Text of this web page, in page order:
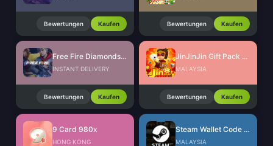
Bewertungen Kaufen Bewertungen Kaufen
Free Fire Diamonds EU + TR
INSTANT DELIVERY
Bewertungen Kaufen
JinJinJin Gift Pack Redeem Code
MALAYSIA
Bewertungen Kaufen
9 Card 980x
HONG KONG
Steam Wallet Code (MYR)
MALAYSIA